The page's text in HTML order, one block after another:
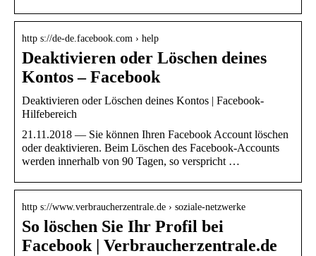
http s://de-de.facebook.com › help
Deaktivieren oder Löschen deines
Kontos – Facebook
Deaktivieren oder Löschen deines Kontos | Facebook-
Hilfebereich
21.11.2018 — Sie können Ihren Facebook Account löschen
oder deaktivieren. Beim Löschen des Facebook-Accounts
werden innerhalb von 90 Tagen, so verspricht …
http s://www.verbraucherzentrale.de › soziale-netzwerke
So löschen Sie Ihr Profil bei
Facebook | Verbraucherzentrale.de